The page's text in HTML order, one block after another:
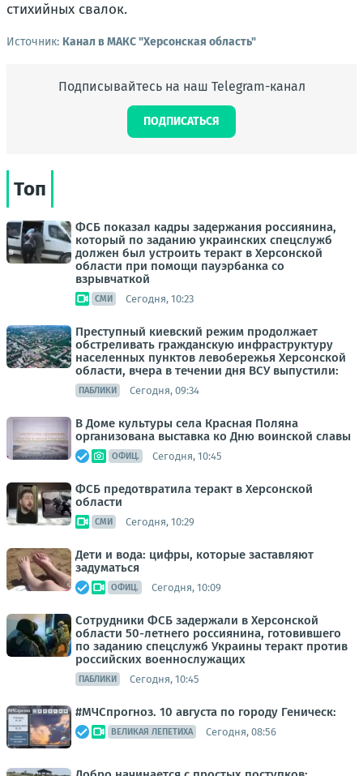
стихийных свалок.
Источник: Канал в МАКС "Херсонская область"
Подписывайтесь на наш Telegram-канал
ПОДПИСАТЬСЯ
Топ
ФСБ показал кадры задержания россиянина,
который по заданию украинских спецслужб
должен был устроить теракт в Херсонской
области при помощи пауэрбанка со
взрывчаткой
СМИ Сегодня, 10:23
Преступный киевский режим продолжает
обстреливать гражданскую инфраструктуру
населенных пунктов левобережья Херсонской
области, вчера в течении дня ВСУ выпустили:
ПАБЛИКИ Сегодня, 09:34
В Доме культуры села Красная Поляна
организована выставка ко Дню воинской славы
ОФИЦ. Сегодня, 10:45
ФСБ предотвратила теракт в Херсонской
области
СМИ Сегодня, 10:29
Дети и вода: цифры, которые заставляют
задуматься
ОФИЦ. Сегодня, 10:09
Сотрудники ФСБ задержали в Херсонской
области 50-летнего россиянина, готовившего
по заданию спецслужб Украины теракт против
российских военнослужащих
ПАБЛИКИ Сегодня, 10:45
#МЧСпрогноз. 10 августа по городу Геническ:
ВЕЛИКАЯ ЛЕПЕТИХА Сегодня, 08:56